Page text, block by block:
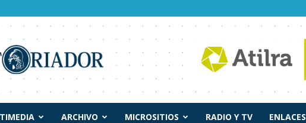
ARCHIVO MICROSITIOS RADIO Y TV ENLACES